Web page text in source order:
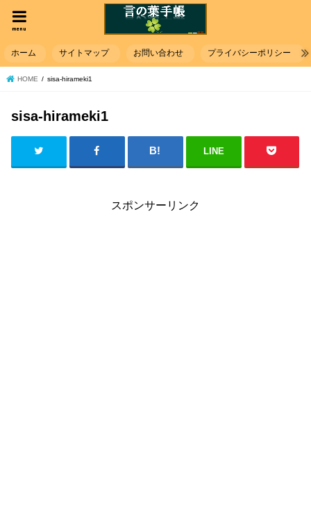
menu
ホーム サイトマップ お問い合わせ プライバシーポリシー
HOME sisa-hirameki1
sisa-hirameki1
LINE
スポンサーリンク